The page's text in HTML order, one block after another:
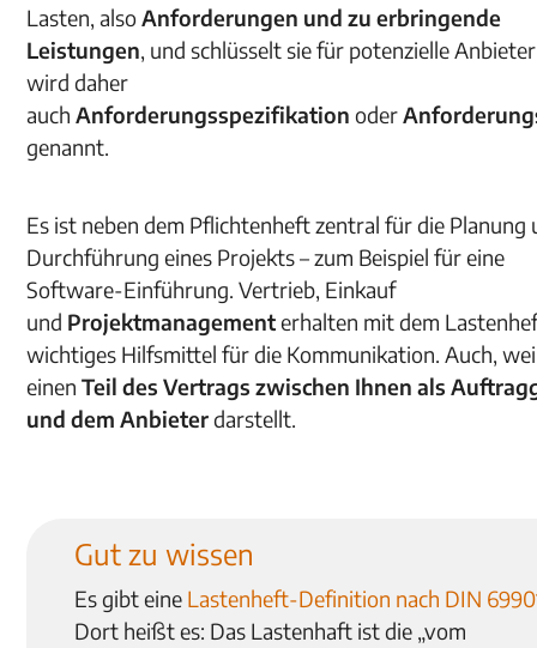
Lasten, alsoAnforderungen und zu erbringende
Leistungen, und schlüsselt sie für potenzielle
wird daher
auchAnforderungsspezifikation oder
genannt.
Es ist neben dem Pflichtenheft zentral für die Planung
Durchführung eines Projekts – zum Beispiel für eine
Software-Einführung. Vertrieb, Einkauf
und Projektmanagementerhalten mit dem
wichtiges Hilfsmittel für die Kommunikation. Auch,
einen Teil des Vertrags zwischen Ihnen als
und dem Anbieterdarstellt.
Gut zu wissen
Es gibt eine Lastenheft-Definition nach DIN
Dort heißt es: Das Lastenhaft ist die „vom